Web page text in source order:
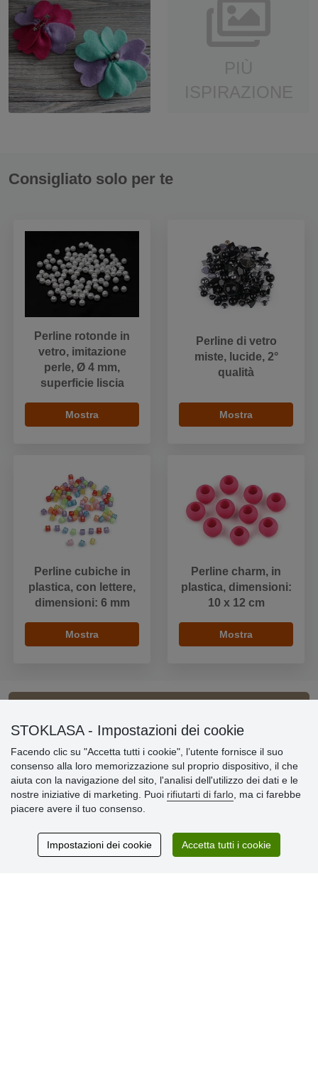
Consigliato solo per te
Perline rotonde in
vetro, imitazione
perle, Ø 4 mm,
superficie liscia
Mostra
Perline di vetro
miste, lucide, 2°
qualità
Mostra
Perline cubiche in
plastica, con lettere,
dimensioni: 6 mm
Mostra
Perline charm, in
plastica, dimensioni:
10 x 12 cm
Mostra
Informazioni importanti
» Impostazioni dei cookie
» Termini & Condizioni
» Informativa sulla Privacy
» Consegna e pagamento
» Garanzia e resi
STOKLASA - Impostazioni dei cookie
Facendo clic su "Accetta tutti i cookie", l’utente fornisce il suo
consenso alla loro memorizzazione sul proprio dispositivo, il che
aiuta con la navigazione del sito, l'analisi dell'utilizzo dei dati e le
nostre iniziative di marketing. Puoi rifiutarti di farlo , ma ci farebbe
piacere avere il tuo consenso.
Impostazioni dei cookie Accetta tutti i cookie